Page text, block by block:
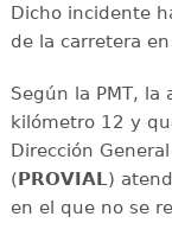
Dicho incidente
de la carretera
Según la PMT, la
kilómetro 12 y
Dirección
(PROVIAL)
en el que no se